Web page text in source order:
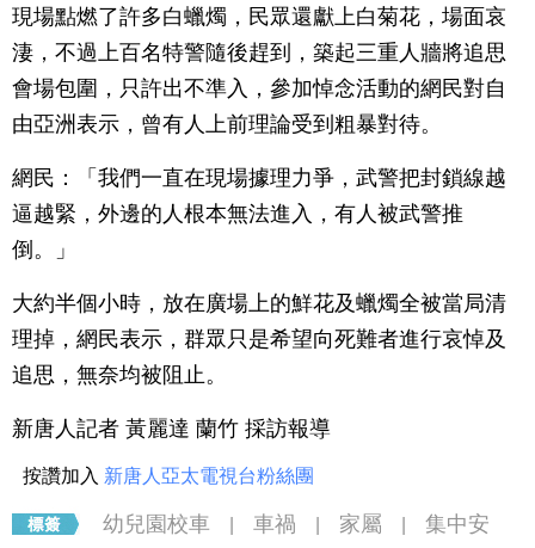
現場點燃了許多白蠟燭，民眾還獻上白菊花，場面哀
淒，不過上百名特警隨後趕到，築起三重人牆將追思
會場包圍，只許出不準入，參加悼念活動的網民對自
由亞洲表示，曾有人上前理論受到粗暴對待。
網民：「我們一直在現場據理力爭，武警把封鎖線越
逼越緊，外邊的人根本無法進入，有人被武警推
倒。」
大約半個小時，放在廣場上的鮮花及蠟燭全被當局清
理掉，網民表示，群眾只是希望向死難者進行哀悼及
追思，無奈均被阻止。
新唐人記者 黃麗達 蘭竹 採訪報導
按讚加入 新唐人亞太電視台粉絲團
幼兒園校車 車禍 家屬
集中安